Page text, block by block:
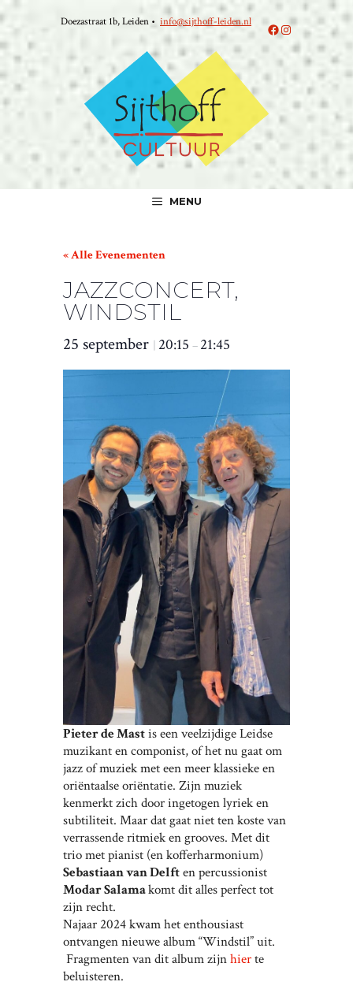
naar
de
inhoud
Doezastraat 1b, Leiden • info@sijthoff-leiden.nl Facebook
Instagram
MENU
« Alle Evenementen
JAZZCONCERT,
WINDSTIL
25 september 20:15 – 21:45
Pieter de Mastis een veelzijdige Leidse
muzikant en componist, of het nu gaat om
jazz of muziek met een meer klassieke en
oriëntaalse oriëntatie. Zijn muziek
kenmerkt zich door ingetogen lyriek en
subtiliteit. Maar dat gaat niet ten koste van
verrassende ritmiek en grooves. Met dit
trio met pianist (en kofferharmonium)
Sebastiaan van Delften percussionist
Modar Salamakomt dit alles perfect tot
zijn recht.
Najaar 2024 kwam het enthousiast
ontvangen nieuwe album “Windstil” uit.
Fragmenten van dit album zijnhierte
beluisteren.